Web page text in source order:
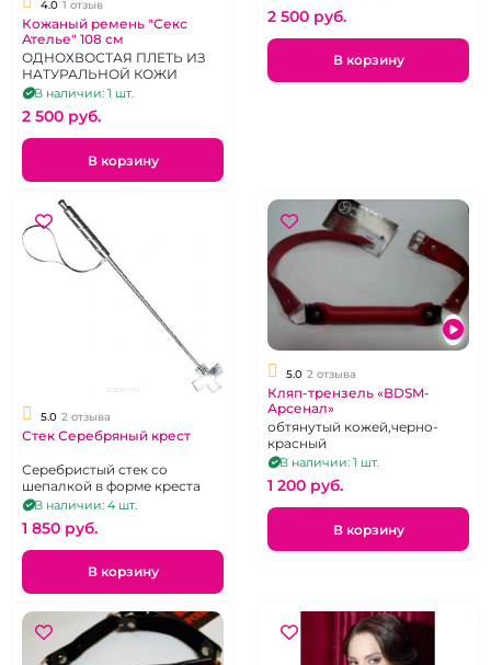
4.0 1 отзыв
Кожаный ремень "Секс
Ателье" 108 см
ОДНОХВОСТАЯ ПЛЕТЬ ИЗ
НАТУРАЛЬНОЙ КОЖИ
В наличии: 1 шт.
2 500 pуб.
В корзину
2 500 pуб.
В корзину
5.0 2 отзыва
Стек Серебряный крест
Серебристый стек со
шепалкой в форме креста
В наличии: 4 шт.
1 850 pуб.
В корзину
5.0 2 отзыва
Кляп-трензель «BDSM-
Арсенал»
обтянутый кожей,черно-
красный
В наличии: 1 шт.
1 200 pуб.
В корзину